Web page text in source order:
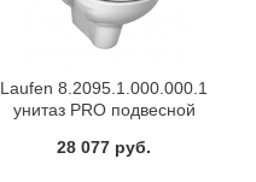
Laufen 8.2095.1.000.000.1
унитаз PRO подвесной
28 077 руб.